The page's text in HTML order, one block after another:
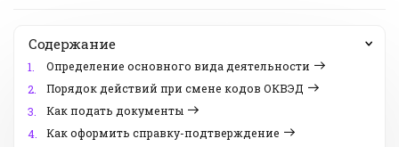
Содержание
1.
Определение основного вида деятельности
2.
Порядок действий при смене кодов ОКВЭД
3.
Как подать документы
4.
Как оформить справку-подтверждение